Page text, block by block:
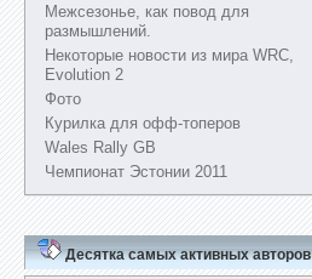
Межсезонье, как повод для
размышлений.
Некоторые новости из мира WRC,
Evolution 2
Фото
Курилка для офф-топеров
Wales Rally GB
Чемпионат Эстонии 2011
Десятка самых активных авторов